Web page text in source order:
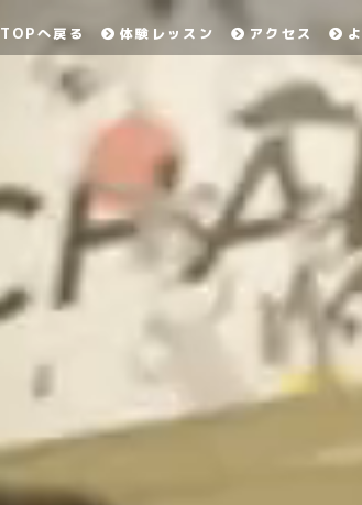
TOPへ戻る 体験レッスン アクセス